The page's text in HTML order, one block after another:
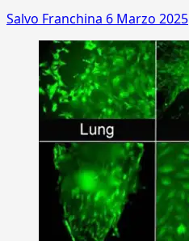
Salvo Franchina 6 Marzo 2025